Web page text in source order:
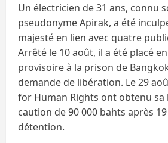
Un électricien de 31 ans, connu
pseudonyme Apirak, a été
majesté en lien avec quatre
Arrêté le 10 août, il a été placé
provisoire à la prison de
demande de libération. Le 29
for Human Rights ont obtenu sa
caution de 90 000 bahts après
détention.